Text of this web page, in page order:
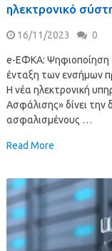
ηλεκτρονικό
16/11/2023 0
e-ΕΦΚΑ: Ψηφιοποίηση
ένταξη των ενσήμων
Η νέα ηλεκτρονική
Ασφάλισης» δίνει
ασφαλισμένους …
Read More